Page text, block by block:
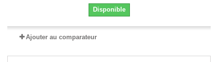
Disponible
Ajouter au comparateur